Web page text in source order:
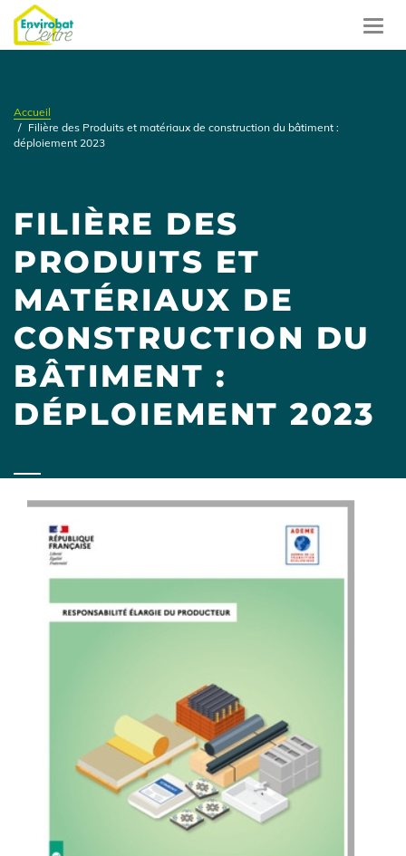
Aller
au
contenu
Accueil
Filière des Produits et matériaux de construction du bâtiment :
déploiement 2023
FILIÈRE DES
PRODUITS ET
MATÉRIAUX DE
CONSTRUCTION DU
BÂTIMENT :
DÉPLOIEMENT 2023
Image